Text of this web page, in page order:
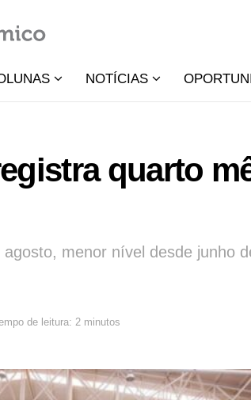
NOTÍCIAS
quarto
menor nível desde junho
de leitura: 2 minutos